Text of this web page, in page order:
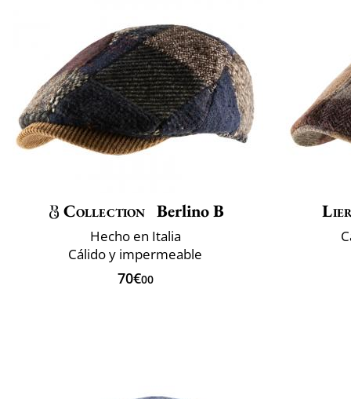
Collection Berlino B
Hecho en Italia
Cálido y impermeable
70€00